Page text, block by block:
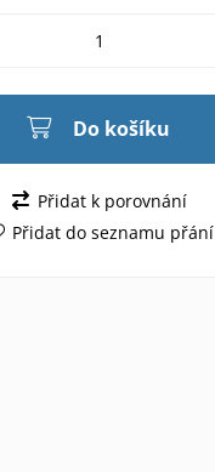
Do košíku
Přidat k porovnání
Přidat do seznamu přání